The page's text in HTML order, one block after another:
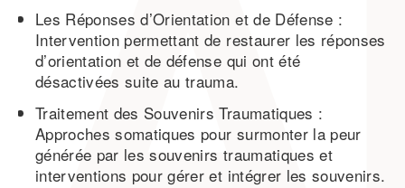
Les Réponses d’Orientation et de Défense :
Intervention permettant de restaurer les réponses
d’orientation et de défense qui ont été
désactivées suite au trauma.
Traitement des Souvenirs Traumatiques :
Approches somatiques pour surmonter la peur
générée par les souvenirs traumatiques et
interventions pour gérer et intégrer les souvenirs.